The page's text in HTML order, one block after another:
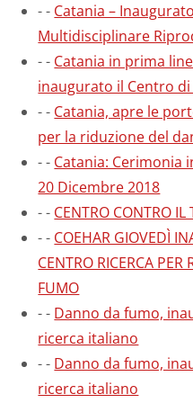
-- Catania –
Multidisciplinare
-- Catania in prima
inaugurato il Centro di
-- Catania, apre le
per la riduzione del
-- Catania: Cerimonia
20 Dicembre 2018
-- CENTRO CONTRO
-- COEHAR GIOVEDÌ
CENTRO RICERCA
FUMO
-- Danno da fumo,
ricerca italiano
-- Danno da fumo,
ricerca italiano